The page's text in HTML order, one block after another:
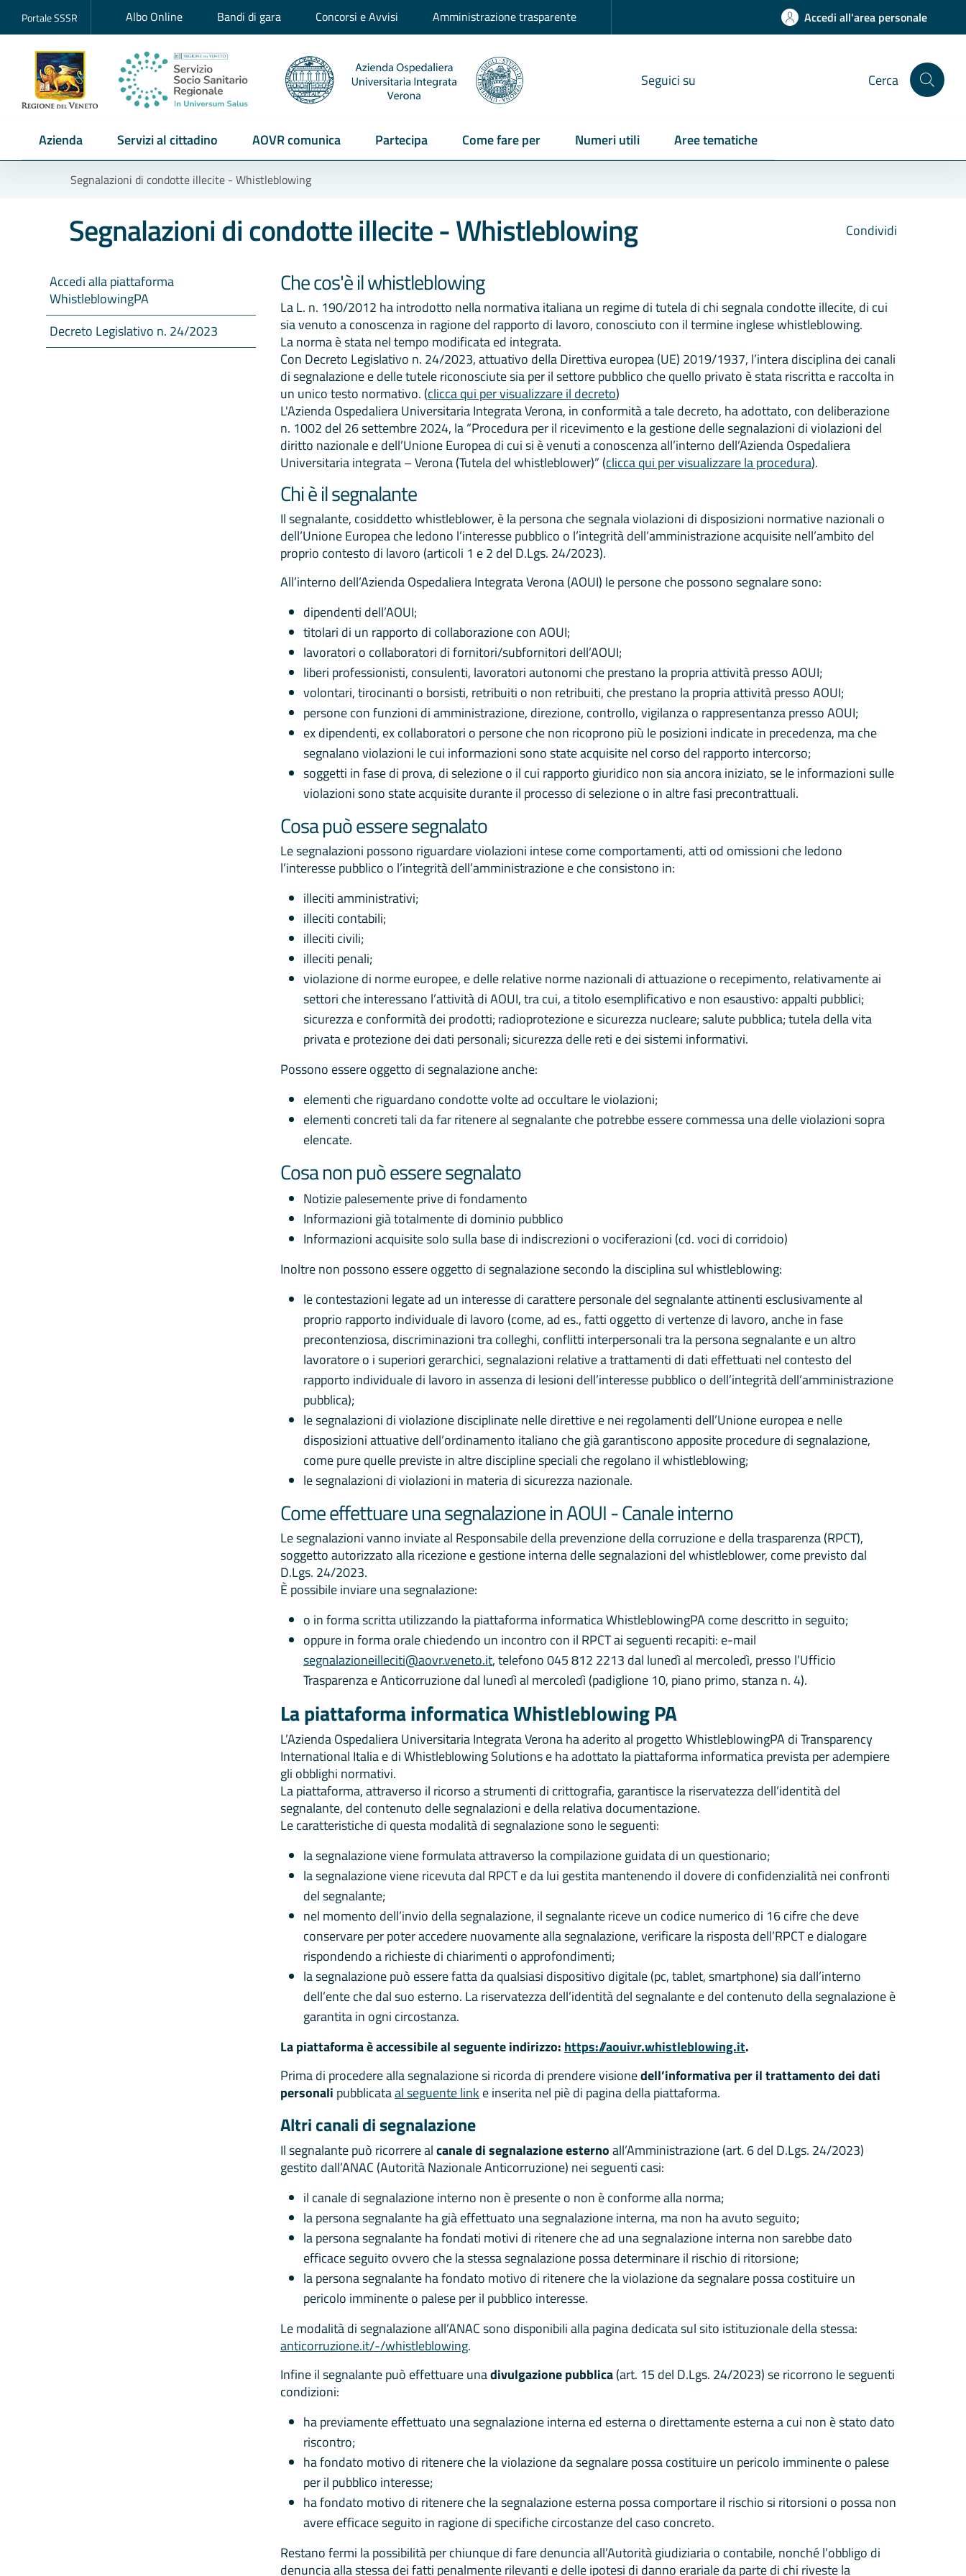
Portale SSSR Albo Online Bandi di gara Concorsi e Avvisi Amministrazione trasparente Accedi all'area personale
Seguici su Cerca
Azienda Servizi al cittadino AOVR comunica Partecipa Come fare per Numeri utili Aree tematiche
Segnalazioni di condotte illecite - Whistleblowing
Condividi
Segnalazioni di condotte illecite - Whistleblowing
Accedi alla piattaforma
WhistleblowingPA
Decreto Legislativo n. 24/2023
Che cos'è il whistleblowing
La L. n. 190/2012 ha introdotto nella normativa italiana un regime di tutela di chi segnala condotte illecite, di cui
sia venuto a conoscenza in ragione del rapporto di lavoro, conosciuto con il termine inglese whistleblowing.
La norma è stata nel tempo modificata ed integrata.
Con Decreto Legislativo n. 24/2023, attuativo della Direttiva europea (UE) 2019/1937, l’intera disciplina dei canali
di segnalazione e delle tutele riconosciute sia per il settore pubblico che quello privato è stata riscritta e raccolta in
un unico testo normativo. (clicca qui per visualizzare il decreto)
L'Azienda Ospedaliera Universitaria Integrata Verona, in conformità a tale decreto, ha adottato, con deliberazione
n. 1002 del 26 settembre 2024, la “Procedura per il ricevimento e la gestione delle segnalazioni di violazioni del
diritto nazionale e dell’Unione Europea di cui si è venuti a conoscenza all’interno dell’Azienda Ospedaliera
Universitaria integrata – Verona (Tutela del whistleblower)” (clicca qui per visualizzare la procedura).
Chi è il segnalante
Il segnalante, cosiddetto whistleblower, è la persona che segnala violazioni di disposizioni normative nazionali o
dell’Unione Europea che ledono l’interesse pubblico o l’integrità dell’amministrazione acquisite nell’ambito del
proprio contesto di lavoro (articoli 1 e 2 del D.Lgs. 24/2023).
All’interno dell’Azienda Ospedaliera Integrata Verona (AOUI) le persone che possono segnalare sono:
dipendenti dell’AOUI;
titolari di un rapporto di collaborazione con AOUI;
lavoratori o collaboratori di fornitori/subfornitori dell’AOUI;
liberi professionisti, consulenti, lavoratori autonomi che prestano la propria attività presso AOUI;
volontari, tirocinanti o borsisti, retribuiti o non retribuiti, che prestano la propria attività presso AOUI;
persone con funzioni di amministrazione, direzione, controllo, vigilanza o rappresentanza presso AOUI;
ex dipendenti, ex collaboratori o persone che non ricoprono più le posizioni indicate in precedenza, ma che
segnalano violazioni le cui informazioni sono state acquisite nel corso del rapporto intercorso;
soggetti in fase di prova, di selezione o il cui rapporto giuridico non sia ancora iniziato, se le informazioni sulle
violazioni sono state acquisite durante il processo di selezione o in altre fasi precontrattuali.
Cosa può essere segnalato
Le segnalazioni possono riguardare violazioni intese come comportamenti, atti od omissioni che ledono
l’interesse pubblico o l’integrità dell’amministrazione e che consistono in:
illeciti amministrativi;
illeciti contabili;
illeciti civili;
illeciti penali;
violazione di norme europee, e delle relative norme nazionali di attuazione o recepimento, relativamente ai
settori che interessano l’attività di AOUI, tra cui, a titolo esemplificativo e non esaustivo: appalti pubblici;
sicurezza e conformità dei prodotti; radioprotezione e sicurezza nucleare; salute pubblica; tutela della vita
privata e protezione dei dati personali; sicurezza delle reti e dei sistemi informativi.
Possono essere oggetto di segnalazione anche:
elementi che riguardano condotte volte ad occultare le violazioni;
elementi concreti tali da far ritenere al segnalante che potrebbe essere commessa una delle violazioni sopra
elencate.
Cosa non può essere segnalato
Notizie palesemente prive di fondamento
Informazioni già totalmente di dominio pubblico
Informazioni acquisite solo sulla base di indiscrezioni o vociferazioni (cd. voci di corridoio)
Inoltre non possono essere oggetto di segnalazione secondo la disciplina sul whistleblowing:
le contestazioni legate ad un interesse di carattere personale del segnalante attinenti esclusivamente al
proprio rapporto individuale di lavoro (come, ad es., fatti oggetto di vertenze di lavoro, anche in fase
precontenziosa, discriminazioni tra colleghi, conflitti interpersonali tra la persona segnalante e un altro
lavoratore o i superiori gerarchici, segnalazioni relative a trattamenti di dati effettuati nel contesto del
rapporto individuale di lavoro in assenza di lesioni dell’interesse pubblico o dell’integrità dell’amministrazione
pubblica);
le segnalazioni di violazione disciplinate nelle direttive e nei regolamenti dell’Unione europea e nelle
disposizioni attuative dell’ordinamento italiano che già garantiscono apposite procedure di segnalazione,
come pure quelle previste in altre discipline speciali che regolano il whistleblowing;
le segnalazioni di violazioni in materia di sicurezza nazionale.
Come effettuare una segnalazione in AOUI - Canale interno
Le segnalazioni vanno inviate al Responsabile della prevenzione della corruzione e della trasparenza (RPCT),
soggetto autorizzato alla ricezione e gestione interna delle segnalazioni del whistleblower, come previsto dal
D.Lgs. 24/2023.
È possibile inviare una segnalazione:
o in forma scritta utilizzando la piattaforma informatica WhistleblowingPA come descritto in seguito;
oppure in forma orale chiedendo un incontro con il RPCT ai seguenti recapiti: e-mail
segnalazioneilleciti@aovr.veneto.it, telefono 045 812 2213 dal lunedì al mercoledì, presso l’Ufficio
Trasparenza e Anticorruzione dal lunedì al mercoledì (padiglione 10, piano primo, stanza n. 4).
La piattaforma informatica Whistleblowing PA
L’Azienda Ospedaliera Universitaria Integrata Verona ha aderito al progetto WhistleblowingPA di Transparency
International Italia e di Whistleblowing Solutions e ha adottato la piattaforma informatica prevista per adempiere
gli obblighi normativi.
La piattaforma, attraverso il ricorso a strumenti di crittografia, garantisce la riservatezza dell’identità del
segnalante, del contenuto delle segnalazioni e della relativa documentazione.
Le caratteristiche di questa modalità di segnalazione sono le seguenti:
la segnalazione viene formulata attraverso la compilazione guidata di un questionario;
la segnalazione viene ricevuta dal RPCT e da lui gestita mantenendo il dovere di confidenzialità nei confronti
del segnalante;
nel momento dell’invio della segnalazione, il segnalante riceve un codice numerico di 16 cifre che deve
conservare per poter accedere nuovamente alla segnalazione, verificare la risposta dell’RPCT e dialogare
rispondendo a richieste di chiarimenti o approfondimenti;
la segnalazione può essere fatta da qualsiasi dispositivo digitale (pc, tablet, smartphone) sia dall’interno
dell’ente che dal suo esterno. La riservatezza dell’identità del segnalante e del contenuto della segnalazione è
garantita in ogni circostanza.
La piattaforma è accessibile al seguente indirizzo: https://aouivr.whistleblowing.it.
Prima di procedere alla segnalazione si ricorda di prendere visionedell’informativa per il trattamento dei dati
personali pubblicataal seguente link e inserita nel piè di pagina della piattaforma.
Altri canali di segnalazione
Il segnalante può ricorrere alcanale di segnalazione esternoall’Amministrazione (art. 6 del D.Lgs. 24/2023)
gestito dall’ANAC (Autorità Nazionale Anticorruzione) nei seguenti casi:
il canale di segnalazione interno non è presente o non è conforme alla norma;
la persona segnalante ha già effettuato una segnalazione interna, ma non ha avuto seguito;
la persona segnalante ha fondati motivi di ritenere che ad una segnalazione interna non sarebbe dato
efficace seguito ovvero che la stessa segnalazione possa determinare il rischio di ritorsione;
la persona segnalante ha fondato motivo di ritenere che la violazione da segnalare possa costituire un
pericolo imminente o palese per il pubblico interesse.
Le modalità di segnalazione all’ANAC sono disponibili alla pagina dedicata sul sito istituzionale della stessa:
anticorruzione.it/-/whistleblowing.
Infine il segnalante può effettuare unadivulgazione pubblica(art. 15 del D.Lgs. 24/2023) se ricorrono le seguenti
condizioni:
ha previamente effettuato una segnalazione interna ed esterna o direttamente esterna a cui non è stato dato
riscontro;
ha fondato motivo di ritenere che la violazione da segnalare possa costituire un pericolo imminente o palese
per il pubblico interesse;
ha fondato motivo di ritenere che la segnalazione esterna possa comportare il rischio si ritorsioni o possa non
avere efficace seguito in ragione di specifiche circostanze del caso concreto.
Restano fermi la possibilità per chiunque di fare denuncia all’Autorità giudiziaria o contabile, nonché l’obbligo di
denuncia alla stessa dei fatti penalmente rilevanti e delle ipotesi di danno erariale da parte di chi riveste la